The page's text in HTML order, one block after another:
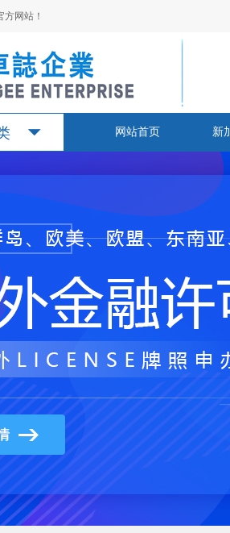
网站！
网站首页 新